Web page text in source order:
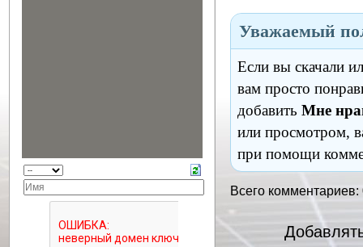
Уважаемый
Если вы скачали
вам просто
добавить Мне
или просмотром,
при помощи
Всего комментариев: